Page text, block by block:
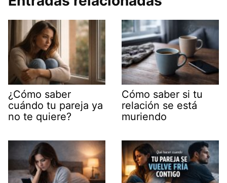
¿Cómo saber
cuándo tu pareja ya
no te quiere?
Cómo saber si tu
relación se está
muriendo